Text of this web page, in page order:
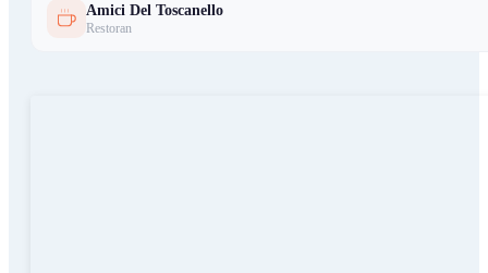
Amici Del Toscanello
Restoran